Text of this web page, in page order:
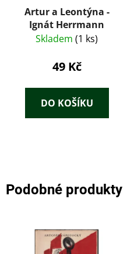
Artur a Leontýna -
Ignát Herrmann
Skladem (1 ks)
49 Kč
DO KOŠÍKU
Podobné produkty